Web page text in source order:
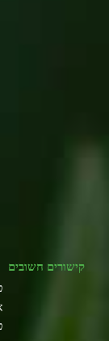
קישורים חשובים